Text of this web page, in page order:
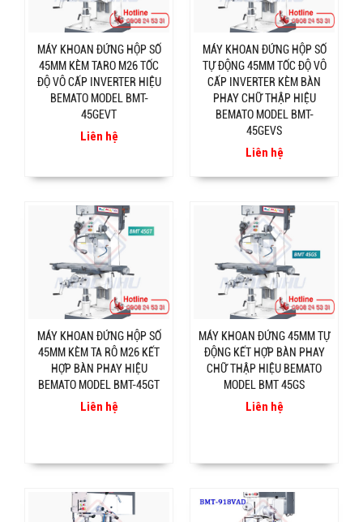
MÁY KHOAN ĐỨNG HỘP SỐ
45MM KÈM TARO M26 TỐC
ĐỘ VÔ CẤP INVERTER HIỆU
BEMATO MODEL BMT-
45GEVT
Liên hệ
MÁY KHOAN ĐỨNG HỘP SỐ
TỰ ĐỘNG 45MM TỐC ĐỘ VÔ
CẤP INVERTER KÈM BÀN
PHAY CHỮ THẬP HIỆU
BEMATO MODEL BMT-
45GEVS
Liên hệ
MÁY KHOAN ĐỨNG HỘP SỐ
45MM KÈM TA RÔ M26 KẾT
HỢP BÀN PHAY HIỆU
BEMATO MODEL BMT-45GT
Liên hệ
MÁY KHOAN ĐỨNG 45MM TỰ
ĐỘNG KẾT HỢP BÀN PHAY
CHỮ THẬP HIỆU BEMATO
MODEL BMT 45GS
Liên hệ